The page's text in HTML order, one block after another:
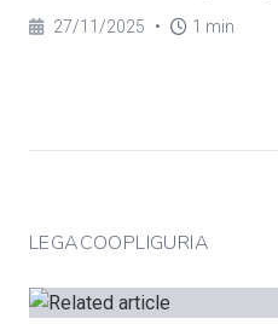
27/11/2025 • 1 min
LEGACOOPLIGURIA